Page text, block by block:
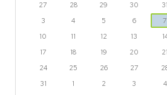
27
28 29 30 31
3
4 5 6 7
10
11 12 13
17
18 19 20 21
24
25 26 27
31
1 2 3 4